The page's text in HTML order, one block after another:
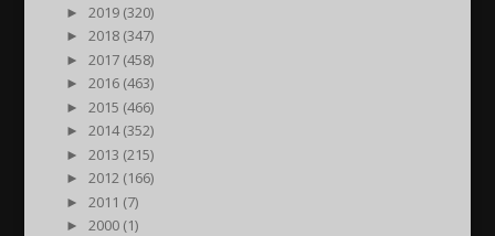
►
2019 (320)
►
2018 (347)
►
2017 (458)
►
2016 (463)
►
2015 (466)
►
2014 (352)
►
2013 (215)
►
2012 (166)
►
2011 (7)
►
2000 (1)